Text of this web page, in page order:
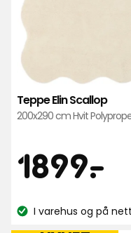
Teppe Elin Scallop
200x290 cm Hvit
Pris
1899-
.
kr
Lagerbalanse:
I varehus og på nett